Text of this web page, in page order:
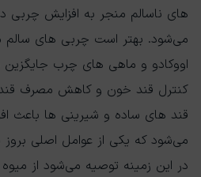
های ناسالم منجر به افزایش
می‌شود. بهتر است چربی های سالم
اووکادو و ماهی های چرب
کنترل قند خون و کاهش مصرف
قند های ساده و شیرینی ها باعث
می‌شود که یکی از عوامل اصلی
در این زمینه توصیه می‌شود از